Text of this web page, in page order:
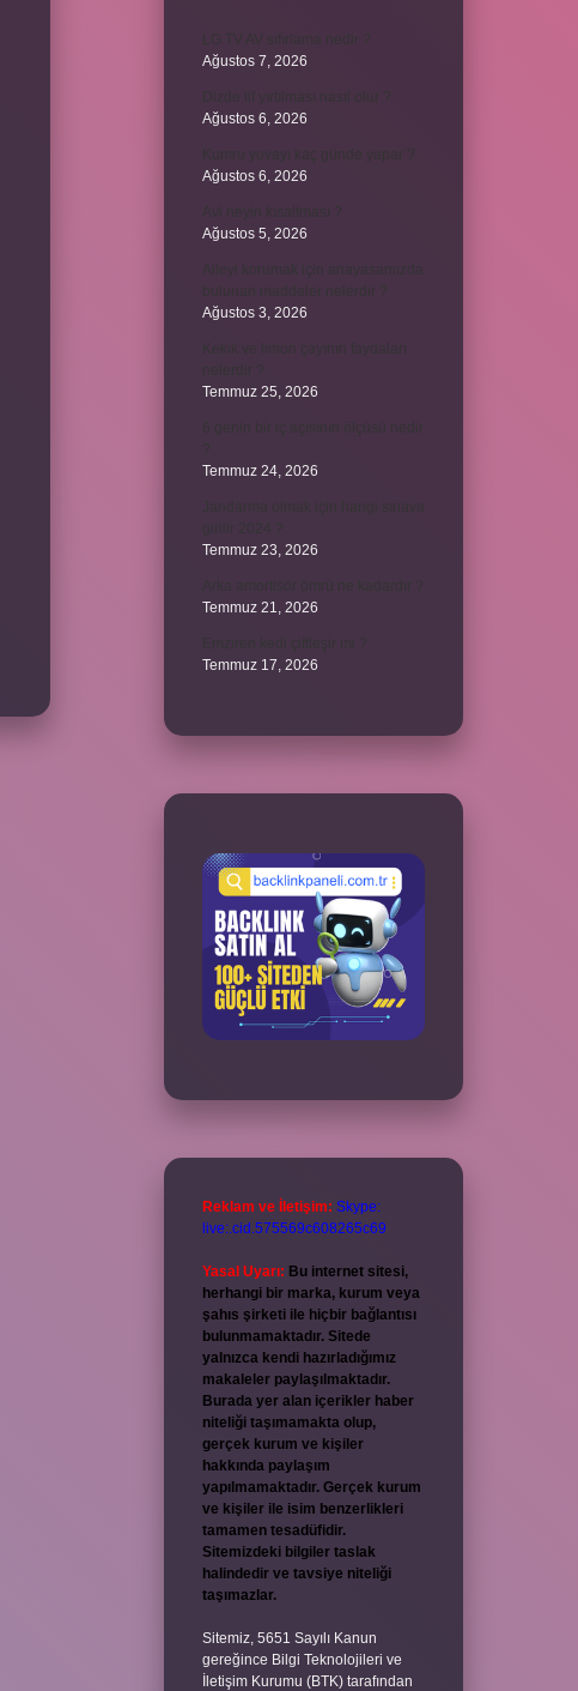
Ağustos 7, 2026
Ağustos 6, 2026
Ağustos 6, 2026
Ağustos 5, 2026
Ağustos 3, 2026
Temmuz 25, 2026
Temmuz 24, 2026
Temmuz 23, 2026
Temmuz 21, 2026
Temmuz 17, 2026
Reklam ve İletişim: Skype:
live:.cid.575569c608265c69
Yasal Uyarı: Bu internet sitesi,
herhangi bir marka, kurum veya
şahıs şirketi ile hiçbir bağlantısı
bulunmamaktadır. Sitede
yalnızca kendi hazırladığımız
makaleler paylaşılmaktadır.
Burada yer alan içerikler haber
niteliği taşımamakta olup,
gerçek kurum ve kişiler
hakkında paylaşım
yapılmamaktadır. Gerçek kurum
ve kişiler ile isim benzerlikleri
tamamen tesadüfidir.
Sitemizdeki bilgiler taslak
halindedir ve tavsiye niteliği
taşımazlar.
Sitemiz, 5651 Sayılı Kanun
gereğince Bilgi Teknolojileri ve
İletişim Kurumu (BTK) tarafından